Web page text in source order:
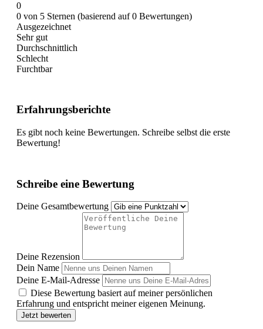
0
0 von 5 Sternen (basierend auf 0 Bewertungen)
Ausgezeichnet
Sehr gut
Durchschnittlich
Schlecht
Furchtbar
Erfahrungsberichte
Es gibt noch keine Bewertungen. Schreibe selbst die erste
Bewertung!
Schreibe eine Bewertung
Deine Gesamtbewertung
Deine Rezension
Dein Name
Deine E-Mail-Adresse
Diese Bewertung basiert auf meiner persönlichen
Erfahrung und entspricht meiner eigenen Meinung.
Jetzt bewerten